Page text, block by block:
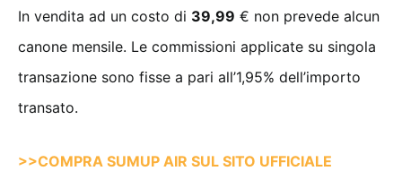
In vendita ad un costo di 39,99 € non prevede alcun
canone mensile. Le commissioni applicate su singola
transazione sono fisse a pari all’1,95% dell’importo
transato.
>>COMPRA SUMUP AIR SUL SITO UFFICIALE